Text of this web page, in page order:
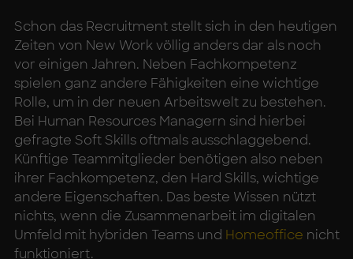
Schon das Recruitment stellt sich in den heutigen
Zeiten von New Work völlig anders dar als noch
vor einigen Jahren. Neben Fachkompetenz
spielen ganz andere Fähigkeiten eine wichtige
Rolle, um in der neuen Arbeitswelt zu bestehen.
Bei Human Resources Managern sind hierbei
gefragte Soft Skills oftmals ausschlaggebend.
Künftige Teammitglieder benötigen also neben
ihrer Fachkompetenz, den Hard Skills, wichtige
andere Eigenschaften. Das beste Wissen nützt
nichts, wenn die Zusammenarbeit im digitalen
Umfeld mit hybriden Teams und Homeoffice nicht
funktioniert.